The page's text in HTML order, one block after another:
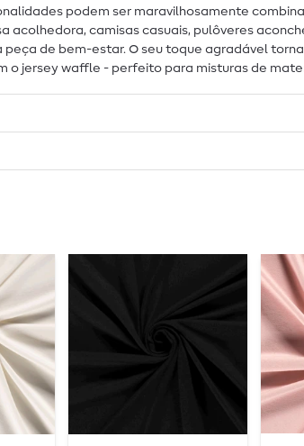
podem ser maravilhosamente
acolhedora, camisas casuais, pulôveres
de bem-estar. O seu toque agradável
o jersey waffle - perfeito para misturas de